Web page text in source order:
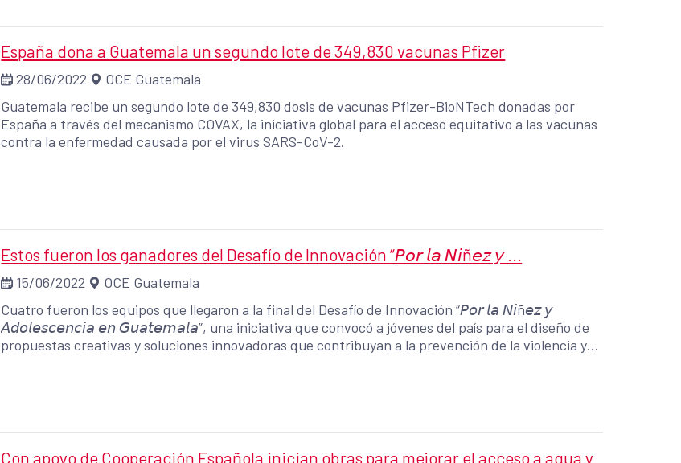
España dona a Guatemala un segundo lote de 349,830 vacunas Pfizer
28/06/2022
OCE Guatemala
Guatemala recibe un segundo lote de 349,830 dosis de vacunas Pfizer-BioNTech donadas por
España a través del mecanismo COVAX, la iniciativa global para el acceso equitativo a las vacunas
contra la enfermedad causada por el virus SARS-CoV-2.
Estos fueron los ganadores del Desafío de Innovación “𝘗𝘰𝘳 𝘭𝘢 𝘕𝘪ñ𝘦𝘻 𝘺 ...
15/06/2022
OCE Guatemala
Cuatro fueron los equipos que llegaron a la final del Desafío de Innovación “𝘗𝘰𝘳 𝘭𝘢 𝘕𝘪ñ𝘦𝘻 𝘺
𝘈𝘥𝘰𝘭𝘦𝘴𝘤𝘦𝘯𝘤𝘪𝘢 𝘦𝘯 𝘎𝘶𝘢𝘵𝘦𝘮𝘢𝘭𝘢”, una iniciativa que convocó a jóvenes del país para el diseño de
propuestas creativas y soluciones innovadoras que contribuyan a la prevención de la violencia y
Con apoyo de Cooperación Española inician obras para mejorar el acceso a agua y